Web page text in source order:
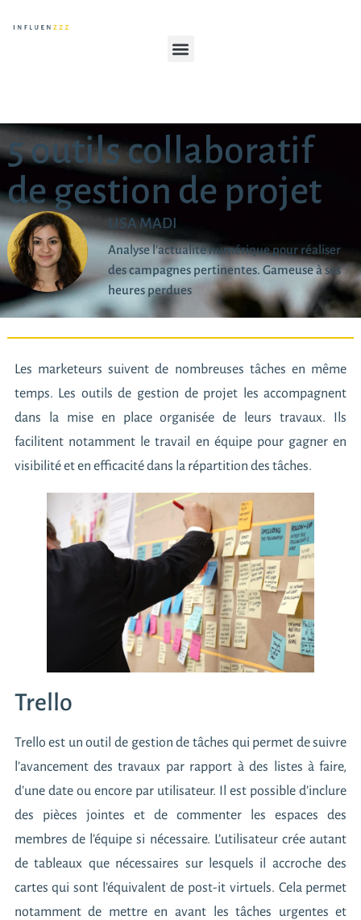
5 outils collaboratif
de gestion de projet
LISA MADI
Analyse l'actualité numérique pour réaliser
des campagnes pertinentes. Gameuse à ses
heures perdues
Les marketeurs suivent de nombreuses tâches en même
temps. Les outils de gestion de projet les accompagnent
dans la mise en place organisée de leurs travaux. Ils
facilitent notamment le travail en équipe pour gagner en
visibilité et en efficacité dans la répartition des tâches.
Trello
Trello est un outil de gestion de tâches qui permet de suivre
l’avancement des travaux par rapport à des listes à faire,
d’une date ou encore par utilisateur. Il est possible d’inclure
des pièces jointes et de commenter les espaces des
membres de l’équipe si nécessaire. L’utilisateur crée autant
de tableaux que nécessaires sur lesquels il accroche des
cartes qui sont l’équivalent de post-it virtuels. Cela permet
notamment de mettre en avant les tâches urgentes et